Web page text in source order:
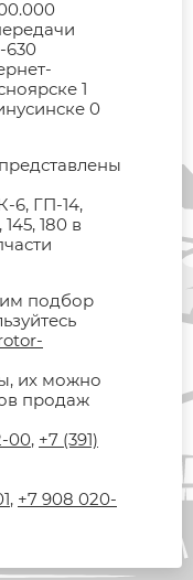
630
1
0
6, ГП-14,
180 в
подбор
их можно
продаж
00, +7 (391)
, +7 908 020-